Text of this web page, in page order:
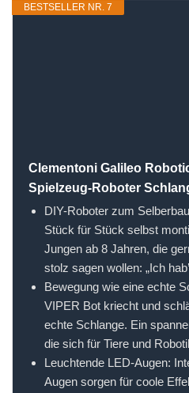
BESTSELLER NR. 7
Clementoni Galileo
Spielzeug-Roboter
DIY-Roboter zum
Stück für Stück selbst
Jungen ab 8 Jahren, die
stolz sagen wollen: „Ich
Bewegung wie eine echte
VIPER Bot kriecht und
echte Schlange. Ein
die sich für Tiere und
Leuchtende LED-Augen:
Augen sorgen für coole